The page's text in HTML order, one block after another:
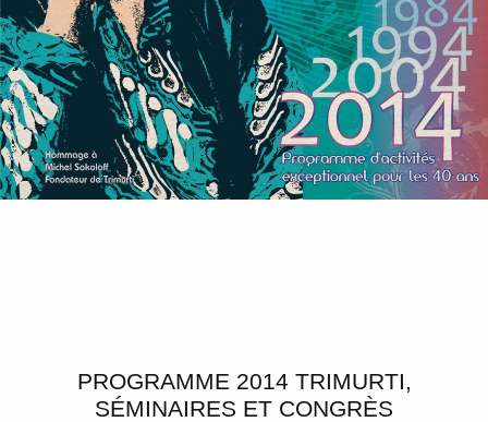
PROGRAMME 2014 TRIMURTI,
SÉMINAIRES ET CONGRÈS